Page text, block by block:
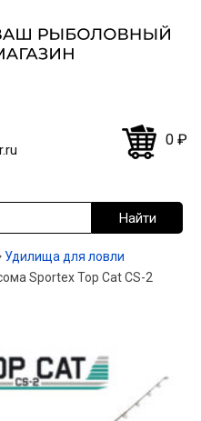
0 ₽
Удилища для ловли
Sportex Top Cat CS-2